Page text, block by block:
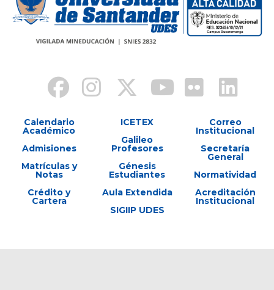
Calendario
Académico
Admisiones
Matrículas y
Notas
Crédito y
Cartera
ICETEX
Galileo
Profesores
Génesis
Estudiantes
Aula Extendida
SIGIIP UDES
Correo
Institucional
Secretaría
General
Normatividad
Acreditación
Institucional